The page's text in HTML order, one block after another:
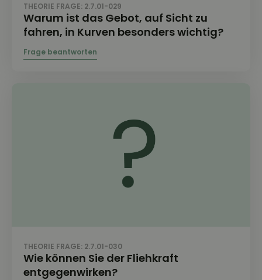
THEORIE FRAGE: 2.7.01-029
Warum ist das Gebot, auf Sicht zu
fahren, in Kurven besonders wichtig?
THEORIE FRAGE: 2.7.01-030
Wie können Sie der Fliehkraft
entgegenwirken?